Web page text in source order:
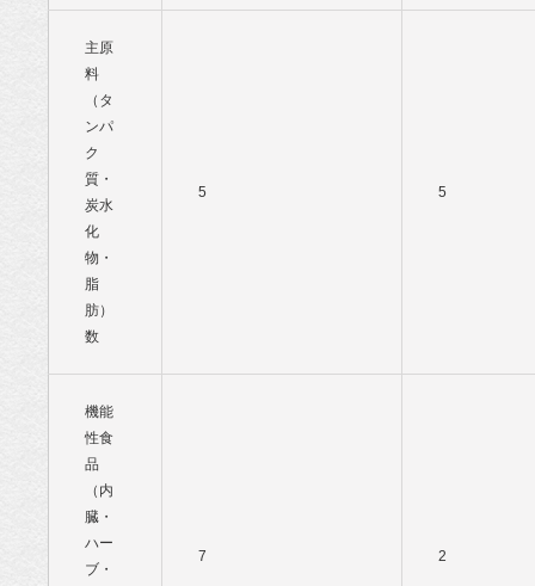
主原
料
（タ
ンパ
ク
質・
炭水
化
物・
脂
肪）
数
5 5
機能
性食
品
（内
臓・
ハー
ブ・
7 2